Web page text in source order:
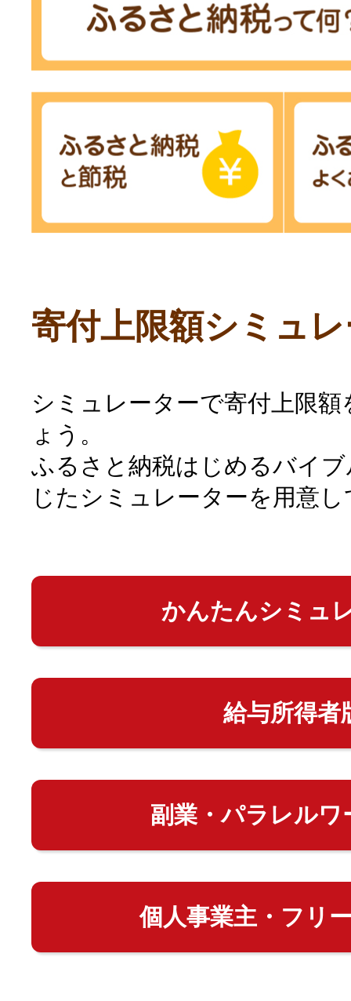
寄付上限額シミュ
シミュレーターで寄付上限
ょう。
ふるさと納税はじめるバイ
じたシミュレーターを用意
かんたんシミュ
給与所得者
副業・パラレルワ
個人事業主・フリ